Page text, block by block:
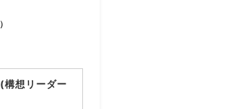
構想リーダー